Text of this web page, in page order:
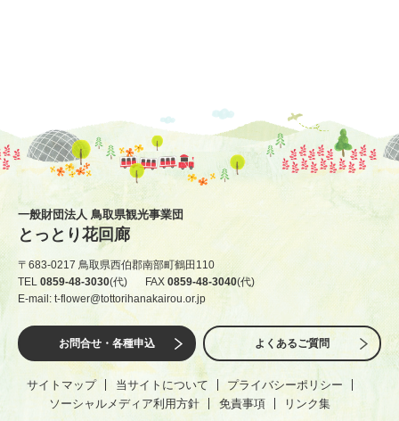
一般財団法人 鳥取県観光事業団
とっとり花回廊
〒683-0217 鳥取県西伯郡南部町鶴田110
TEL 0859-48-3030(代) FAX0859-48-3040(代)
E-mail: t-flower@tottorihanakairou.or.jp
お問合せ・各種申込 よくあるご質問
サイトマップ 当サイトについて
プライバシーポリシー
ソーシャルメディア利用方針
免責事項 リンク集